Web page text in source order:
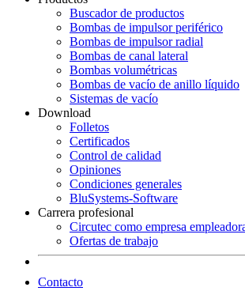
Buscador de productos
Bombas de impulsor periférico
Bombas de impulsor radial
Bombas de canal lateral
Bombas volumétricas
Bombas de vacío de anillo líquido
Sistemas de vacío
Download
Folletos
Certificados
Control de calidad
Opiniones
Condiciones generales
BluSystems-Software
Carrera profesional
Circutec como empresa
Ofertas de trabajo
Contacto